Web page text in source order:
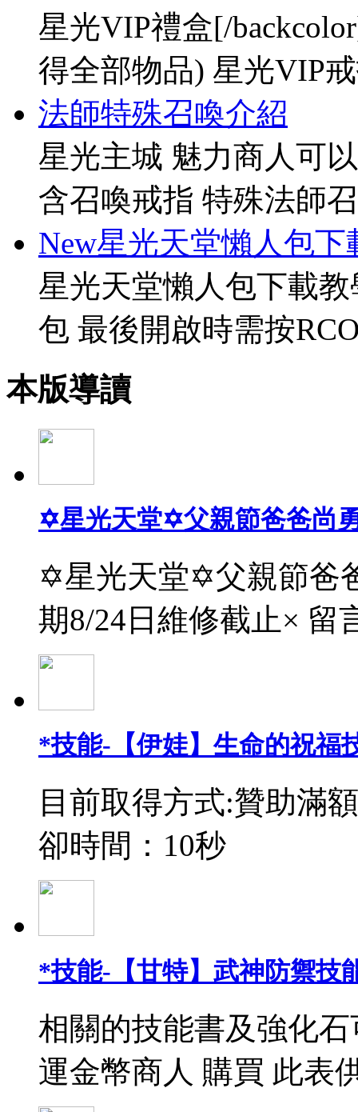
星光VIP禮盒[/
得全部物品) 星光VIP
法師特殊召喚介紹
星光主城 魅力商人可
含召喚戒指 特殊法師
New星光天堂懶人包下
星光天堂懶人包下載
包 最後開啟時需按
本版導讀
✡星光天堂✡父親節爸爸尚
✡星光天堂✡父親節爸
期8/24日維修截止× 留
*技能-【伊娃】生命的祝福
目前取得方式:贊助滿
卻時間：10秒
*技能-【甘特】武神防禦技
相關的技能書及強化
運金幣商人 購買 此表